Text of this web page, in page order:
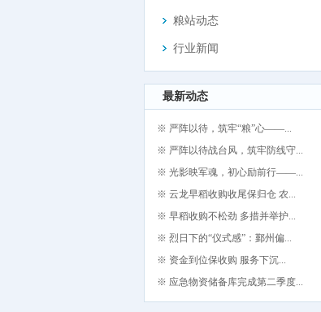
粮站动态
行业新闻
最新动态
※ 严阵以待，筑牢“粮”心——...
※ 严阵以待战台风，筑牢防线守...
※ 光影映军魂，初心励前行——...
※ 云龙早稻收购收尾保归仓 农...
※ 早稻收购不松劲 多措并举护...
※ 烈日下的“仪式感”：鄞州偏...
※ 资金到位保收购 服务下沉...
※ 应急物资储备库完成第二季度...